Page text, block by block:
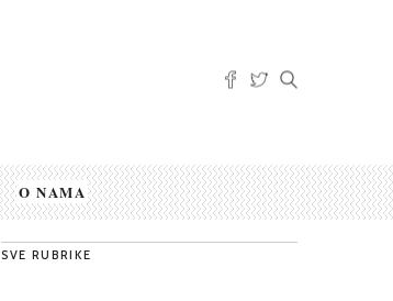
O NAMA
SVE RUBRIKE